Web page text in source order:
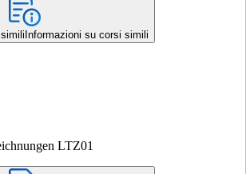
Informazioni su corsi simili
LTZ01